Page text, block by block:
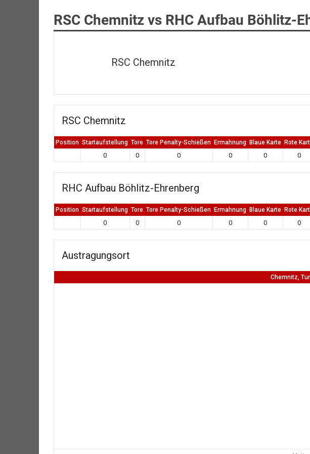
RSC Chemnitz vs RHC Aufbau Böhlitz-
RSC Chemnitz
RSC Chemnitz
Position Startaufstellung Tore Tore Penalty-Schießen Ermahnung Blaue Karte Rote
0 0 0 0 0 0
RHC Aufbau Böhlitz-Ehrenberg
Position Startaufstellung Tore Tore Penalty-Schießen Ermahnung Blaue Karte Rote
0 0 0 0 0 0
Austragungsort
Chemnitz,